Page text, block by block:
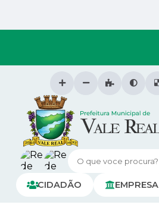
O que voce procura?
CIDADÃO EMPRESA